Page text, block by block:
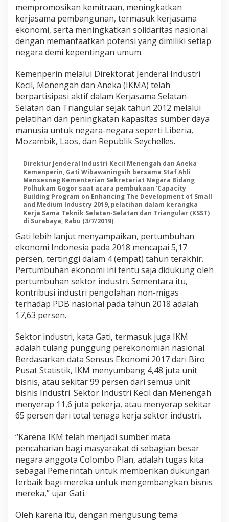
mempromosikan kemitraan, meningkatkan
kerjasama pembangunan, termasuk kerjasama
ekonomi, serta meningkatkan solidaritas nasional
dengan memanfaatkan potensi yang dimiliki setiap
negara demi kepentingan umum.
Kemenperin melalui Direktorat Jenderal Industri
Kecil, Menengah dan Aneka (IKMA) telah
berpartisipasi aktif dalam Kerjasama Selatan-
Selatan dan Triangular sejak tahun 2012 melalui
pelatihan dan peningkatan kapasitas sumber daya
manusia untuk negara-negara seperti Liberia,
Mozambik, Laos, dan Republik Seychelles.
Direktur Jenderal Industri Kecil Menengah dan Aneka
Kemenperin, Gati Wibawaningsih bersama Staf Ahli
Mensesneg Kementerian Sekretariat Negara Bidang
Polhukam Gogor saat acara pembukaan ‘Capacity
Building Program on Enhancing The Development of Small
and Medium Industry 2019, pelatihan dalam kerangka
Kerja Sama Teknik Selatan-Selatan dan Triangular (KSST)
di Surabaya, Rabu (3/7/2019)
Gati lebih lanjut menyampaikan, pertumbuhan
ekonomi Indonesia pada 2018 mencapai 5,17
persen, tertinggi dalam 4 (empat) tahun terakhir.
Pertumbuhan ekonomi ini tentu saja didukung oleh
pertumbuhan sektor industri. Sementara itu,
kontribusi industri pengolahan non-migas
terhadap PDB nasional pada tahun 2018 adalah
17,63 persen.
Sektor industri, kata Gati, termasuk juga IKM
adalah tulang punggung perekonomian nasional.
Berdasarkan data Sensus Ekonomi 2017 dari Biro
Pusat Statistik, IKM menyumbang 4,48 juta unit
bisnis, atau sekitar 99 persen dari semua unit
bisnis Industri. Sektor Industri Kecil dan Menengah
menyerap 11,6 juta pekerja, atau menyerap sekitar
65 persen dari total tenaga kerja sektor industri.
“Karena IKM telah menjadi sumber mata
pencaharian bagi masyarakat di sebagian besar
negara anggota Colombo Plan, adalah tugas kita
sebagai Pemerintah untuk memberikan dukungan
terbaik bagi mereka untuk mengembangkan bisnis
mereka,” ujar Gati.
Oleh karena itu, dengan mengusung tema